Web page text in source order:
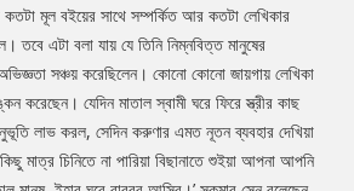
মূল বইয়ের সাথে সম্পর্কিত আর কতটা লেখিকার
তবে এটা বলা যায় যে তিনি নিম্নবিত্ত মানুষের
সঞ্চয় করেছিলেন। কোনো কোনো জায়গায় লেখিকা
করেছেন। যেদিন মাতাল স্বামী ঘরে ফিরে স্ত্রীর কাছ
লাভ করল, সেদিন করুণার এমত নূতন ব্যবহার দেখিয়া
মাত্র চিনিতে না পারিয়া বিছানাতে শুইয়া আপনা আপনি